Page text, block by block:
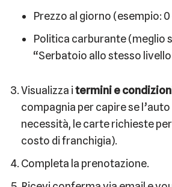
Prezzo al giorno (esempio:
Politica carburante (meglio
“Serbatoio allo stesso
Visualizza itermini e
compagnia per capire se
necessità, le carte richieste
costo di franchigia).
Completa la prenotazione.